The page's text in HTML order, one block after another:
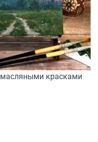
красками